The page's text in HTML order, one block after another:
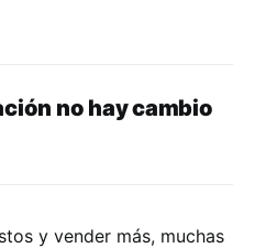
no hay cambio
y vender más, muchas